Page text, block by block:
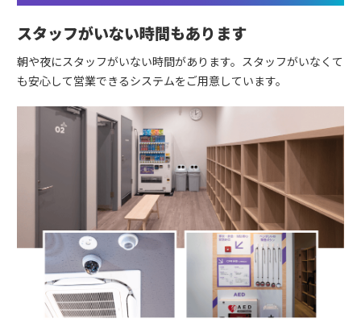
スタッフがいない時間もあります
朝や夜にスタッフがいない時間があります。スタッフがいなくて
も安心して営業できるシステムをご用意しています。